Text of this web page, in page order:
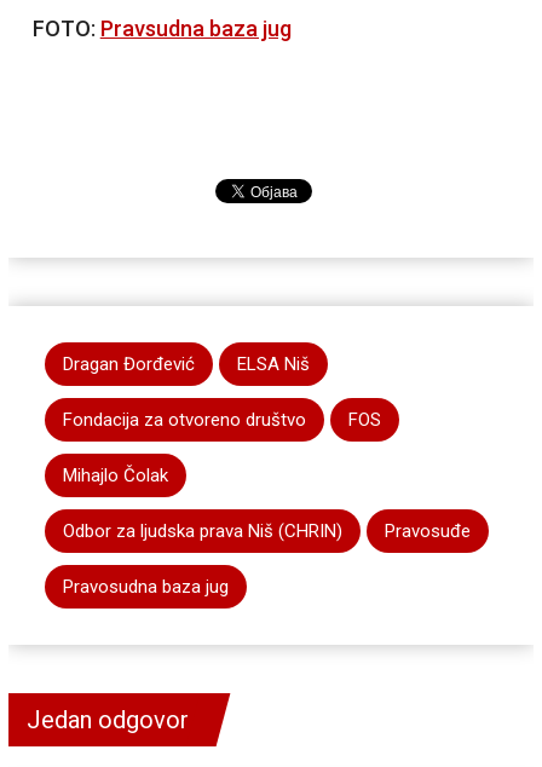
FOTO: Pravsudna baza jug
Dragan Đorđević ELSA Niš
Fondacija za otvoreno društvo FOS
Mihajlo Čolak
Odbor za ljudska prava Niš (CHRIN) Pravosuđe
Pravosudna baza jug
Jedan odgovor